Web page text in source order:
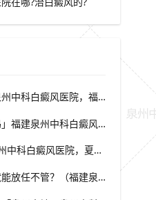
【夏秋换季皮肤敏感】泉州中科白癜风医院，福建本地白斑朋友，做好日常护理很关键
「白斑秋季会自行好转吗」福建泉州中科白癜风医院，提醒广大患者切勿抱有侥幸心理
“余热未散秋风渐起”✨泉州中科白癜风医院，夏秋交替，白癜风患者饮食要多留心
立秋气温回落，白癜风就能放任不管？（福建泉州中科白癜风医院）这些误区要避开